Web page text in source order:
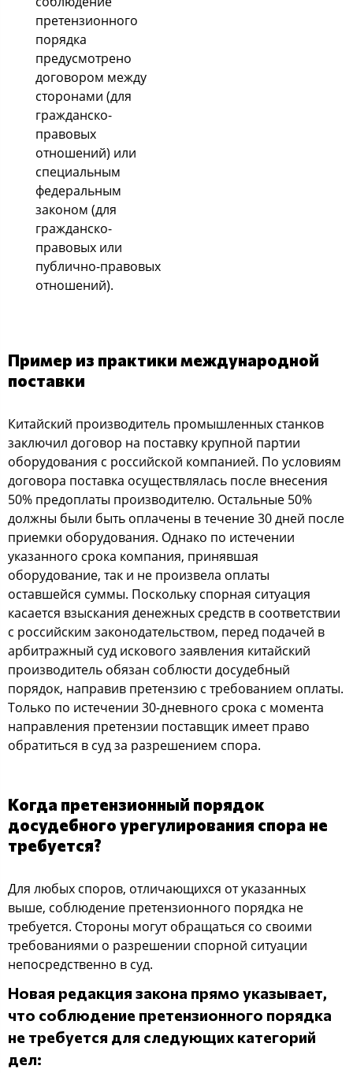
претензионного
порядка
предусмотрено
договором между
сторонами (для
гражданско-
правовых
отношений) или
специальным
федеральным
законом (для
гражданско-
правовых или
публично-правовых
отношений).
Пример из практики международной
поставки
Китайский производитель промышленных станков
заключил договор на поставку крупной партии
оборудования с российской компанией. По условиям
договора поставка осуществлялась после внесения
50% предоплаты производителю. Остальные 50%
должны были быть оплачены в течение 30 дней после
приемки оборудования. Однако по истечении
указанного срока компания, принявшая
оборудование, так и не произвела оплаты
оставшейся суммы. Поскольку спорная ситуация
касается взыскания денежных средств в соответствии
с российским законодательством, перед подачей в
арбитражный суд искового заявления китайский
производитель обязан соблюсти досудебный
порядок, направив претензию с требованием оплаты.
Только по истечении 30-дневного срока с момента
направления претензии поставщик имеет право
обратиться в суд за разрешением спора.
Когда претензионный порядок
досудебного урегулирования спора не
требуется?
Для любых споров, отличающихся от указанных
выше, соблюдение претензионного порядка не
требуется. Стороны могут обращаться со своими
требованиями о разрешении спорной ситуации
непосредственно в суд.
Новая редакция закона прямо указывает,
что соблюдение претензионного порядка
не требуется для следующих категорий
дел: